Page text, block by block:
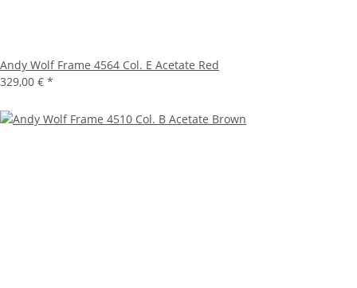
Andy Wolf Frame 4564 Col. E Acetate Red
329,00 € *